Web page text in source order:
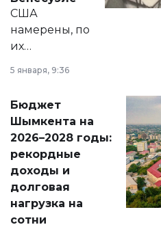
США
намерены, по
их
принести
народу
Венесуэлы.
5 января, 9:36
Бюджет
Шымкента на
2026–2028 годы:
рекордные
доходы и
долговая
нагрузка на
сотни